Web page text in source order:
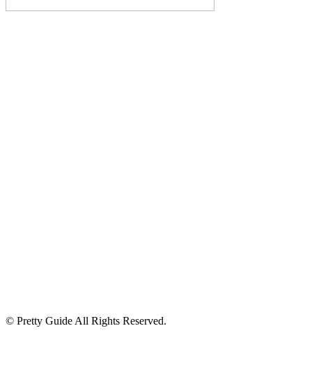
© Pretty Guide All Rights Reserved.